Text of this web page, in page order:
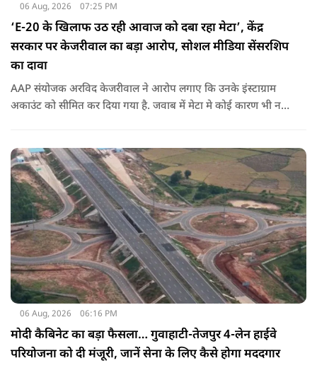
06 Aug, 2026 07:25 PM
‘E-20 के खिलाफ उठ रही आवाज को दबा रहा मेटा’, केंद्र
सरकार पर केजरीवाल का बड़ा आरोप, सोशल मीडिया सेंसरशिप
का दावा
AAP संयोजक अरविद केजरीवाल ने आरोप लगाए कि उनके इंस्टाग्राम
अकाउंट को सीमित कर दिया गया है. जवाब में मेटा मे कोई कारण भी नहीं
06 Aug, 2026 06:16 PM
मोदी कैबिनेट का बड़ा फैसला… गुवाहाटी-तेजपुर 4-लेन हाईवे
परियोजना को दी मंजूरी, जानें सेना के लिए कैसे होगा मददगार